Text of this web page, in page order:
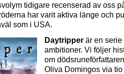
tidigare recenserad av oss
har varit aktiva länge och
som i USA.
Daytripper är en serie
ambitioner. Vi följer
om
Oliva Domingos via